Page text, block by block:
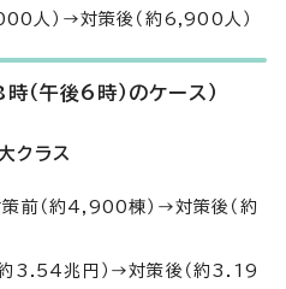
人）→対策後（約6,900人）
（午後6時）のケース）
クラス
前（約4,900棟）→対策後（約
約3.54兆円）→対策後（約3.19